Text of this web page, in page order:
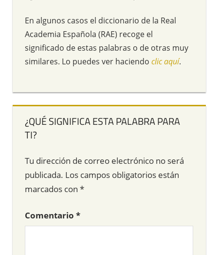
En algunos casos el diccionario de la Real
Academia Española (RAE) recoge el
significado de estas palabras o de otras muy
similares. Lo puedes ver haciendo clic aquí.
¿QUÉ SIGNIFICA ESTA PALABRA PARA
TI?
Tu dirección de correo electrónico no será
publicada. Los campos obligatorios están
marcados con *
Comentario *